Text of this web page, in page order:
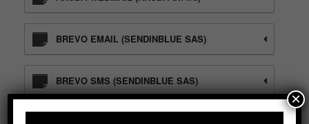
BREVO EMAIL (SENDINBLUE SAS)
BREVO SMS (SENDINBLUE SAS)
×